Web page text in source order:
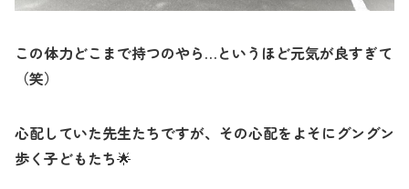
この体力どこまで持つのやら…というほど元気が良すぎて
（笑）
心配していた先生たちですが、その心配をよそにグングン
歩く子どもたち🌟